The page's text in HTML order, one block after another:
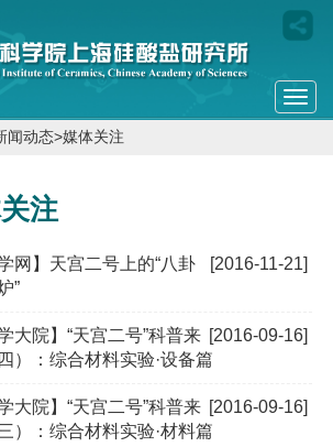
闻动态>媒体关注
注
[2016-11-21]
学网】天宫二号上的“八卦
”
[2016-09-16]
大院】“天宫二号”科普来
）：综合材料实验·设备篇
[2016-09-16]
大院】“天宫二号”科普来
）：综合材料实验·材料篇